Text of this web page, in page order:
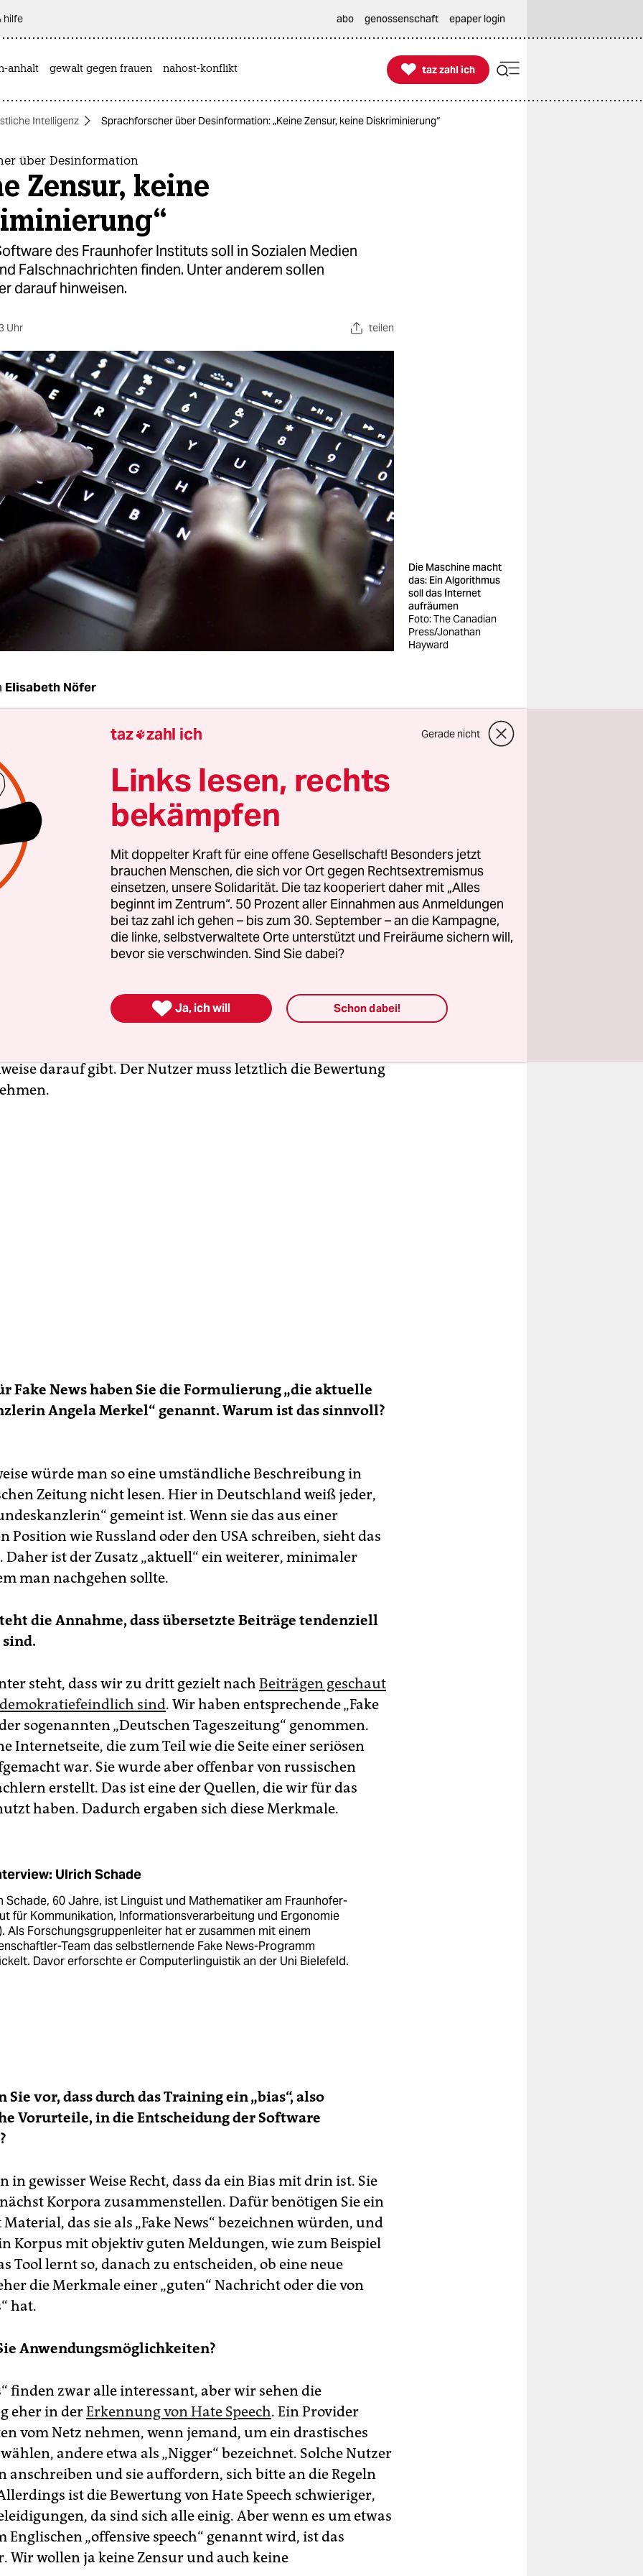
hilfe abo genossenschaft epaper login
anhalt gewalt gegen frauen nahost-konflikt 
taz zahl ich
taz zahl ich
Intelligenz Sprachforscher über Desinformation: „Keine Zensur, keine Diskriminierung“
über Desinformation
Zensur, keine
des Fraunhofer Instituts soll in Sozialen Medien
Falschnachrichten finden. Unter anderem sollen
darauf hinweisen.
Uhr teilen
Die Maschine macht
das: Ein Algorithmus
soll das Internet
aufräumen
Foto: The Canadian
Press/Jonathan
Hayward
Elisabeth Nöfer
deuten orthografische Fehler auf Fake News hin?
Natürlich können nur mehrere Indizien in ihrer
auf die Klassifikation „Fake News“ hinweisen. Wenn Sie
eine Hotelbewertung für ein türkisches Hotel sehen und
deutschen Standardnamen gibt vor, in diesem
zu sein: Wenn in dieser Bewertung dann zum Beispiel
steht mit einem „ü“ anstelle des „u“, dann kann dies ein
dass die Bewertung ein türkischer Muttersprachler
hat, die Bewertung ein „Fake“ ist und sie eventuell von dem
aus, die Deutsch weniger gut beherrschen?
darauf gibt. Der Nutzer muss letztlich die Bewertung
Fake News haben Sie die Formulierung „die aktuelle
Angela Merkel“ genannt. Warum ist das sinnvoll?
würde man so eine umständliche Beschreibung in
Zeitung nicht lesen. Hier in Deutschland weiß jeder,
gemeint ist. Wenn sie das aus einer
Position wie Russland oder den USA schreiben, sieht das
Daher ist der Zusatz „aktuell“ ein weiterer, minimaler
man nachgehen sollte.
die Annahme, dass übersetzte Beiträge tendenziell
sind.
steht, dass wir zu dritt gezielt nach Beiträgen geschaut
sind. Wir haben entsprechende „Fake
sogenannten „Deutschen Tageszeitung“ genommen.
Internetseite, die zum Teil wie die Seite einer seriösen
war. Sie wurde aber offenbar von russischen
erstellt. Das ist eine der Quellen, die wir für das
haben. Dadurch ergaben sich diese Merkmale.
Ulrich Schade
Schade, 60 Jahre, ist Linguist und Mathematiker am Fraunhofer-
für Kommunikation, Informationsverarbeitung und Ergonomie
Als Forschungsgruppenleiter hat er zusammen mit einem
Team das selbstlernende Fake News-Programm
Davor erforschte er Computerlinguistik an der Uni Bielefeld.
Sie vor, dass durch das Training ein „bias“, also
Vorurteile, in die Entscheidung der Software
in gewisser Weise Recht, dass da ein Bias mit drin ist. Sie
Korpora zusammenstellen. Dafür benötigen Sie ein
das sie als „Fake News“ bezeichnen würden, und
Korpus mit objektiv guten Meldungen, wie zum Beispiel
Tool lernt so, danach zu entscheiden, ob eine neue
die Merkmale einer „guten“ Nachricht oder die von
hat.
Anwendungsmöglichkeiten?
finden zwar alle interessant, aber wir sehen die
eher in derErkennung von Hate Speech. Ein Provider
vom Netz nehmen, wenn jemand, um ein drastisches
andere etwa als „Nigger“ bezeichnet. Solche Nutzer
anschreiben und sie auffordern, sich bitte an die Regeln
ist die Bewertung von Hate Speech schwieriger,
da sind sich alle einig. Aber wenn es um etwas
Englischen „offensive speech“ genannt wird, ist das
Wir wollen ja keine Zensur und auch keine
taz zahl ich Gerade nicht
Links lesen, rechts
bekämpfen
Mit doppelter Kraft für eine offene Gesellschaft! Besonders jetzt
brauchen Menschen, die sich vor Ort gegen Rechtsextremismus
einsetzen, unsere Solidarität. Die taz kooperiert daher mit „Alles
beginnt im Zentrum“. 50 Prozent aller Einnahmen aus Anmeldungen
bei taz zahl ich gehen – bis zum 30. September – an die Kampagne,
die linke, selbstverwaltete Orte unterstützt und Freiräume sichern will,
bevor sie verschwinden. Sind Sie dabei?
 Ja, ich will Schon dabei!